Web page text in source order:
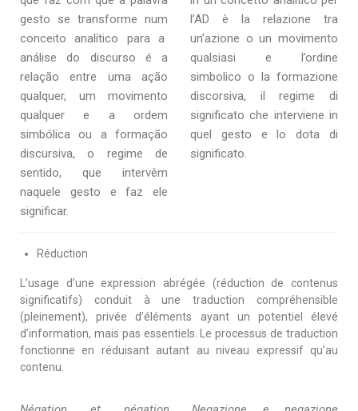
gesto se transforme num
conceito analítico para a
análise do discurso é a
relação entre uma ação
qualquer, um movimento
qualquer e a ordem
simbólica ou a formação
discursiva, o regime de
sentido, que intervêm
naquele gesto e faz ele
significar.
l’AD è la relazione tra
un’azione o un movimento
qualsiasi e l’ordine
simbolico o la formazione
discorsiva, il regime di
significato che interviene in
quel gesto e lo dota di
significato.
Réduction
L’usage d’une expression abrégée (réduction de contenus
significatifs) conduit à une traduction compréhensible
(pleinement), privée d’éléments ayant un potentiel élevé
d’information, mais pas essentiels. Le processus de traduction
fonctionne en réduisant autant au niveau expressif qu’au
contenu.